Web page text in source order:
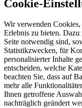
Cookie-
Wir verwenden
Erlebnis zu bieten.
Seite notwendig sind,
Statistikzwecken, für
personalisierter Inhalte
entscheiden, welche
beachten Sie, dass auf
mehr alle
Ihnen getroffene
nachträglich geändert